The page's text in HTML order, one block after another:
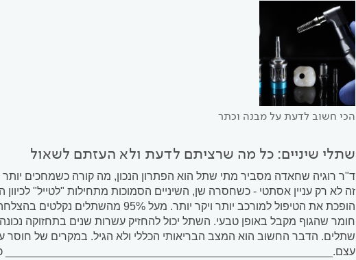
הכי חשוב לדעת על מבנה וכתר
שתלי שיניים: כל מה שרציתם לדעת ולא העזתם לשאול
ד"ר רוגיה שחאדה מסביר מתי שתל הוא הפתרון הנכון, מה קורה כשמחכים יותר
זה לא רק עניין אסתטי - כשחסרה שן, השיניים הסמוכות מתחילות "לטייל"
הופכת את הטיפול למורכב יותר ויקר
שתלים. הדבר החשוב הוא המצב הבריאותי הכללי ולא הגיל. במקרים של חוסר
עצם._____________________________________________________